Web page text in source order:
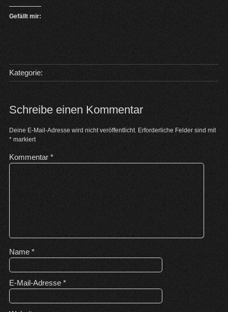
Gefällt mir:
Kategorie:
Schreibe einen Kommentar
Deine E-Mail-Adresse wird nicht veröffentlicht. Erforderliche Felder sind mit
*markiert
Kommentar *
Name*
E-Mail-Adresse *